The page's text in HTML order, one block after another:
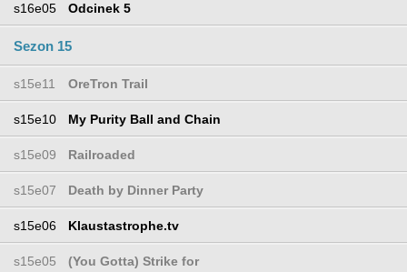
s16e05 Odcinek 5
Sezon 15
s15e11 OreTron Trail
s15e10 My Purity Ball and Chain
s15e09 Railroaded
s15e07 Death by Dinner Party
s15e06 Klaustastrophe.tv
s15e05
(You Gotta) Strike for